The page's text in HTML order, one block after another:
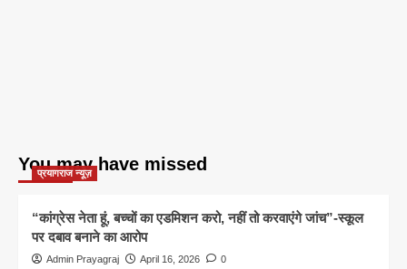
You may have missed
प्रयागराज न्यूज़
“कांग्रेस नेता हूं, बच्चों का एडमिशन करो, नहीं तो करवाएंगे जांच”-स्कूल
पर दबाव बनाने का आरोप
Admin Prayagraj April 16, 2026 0